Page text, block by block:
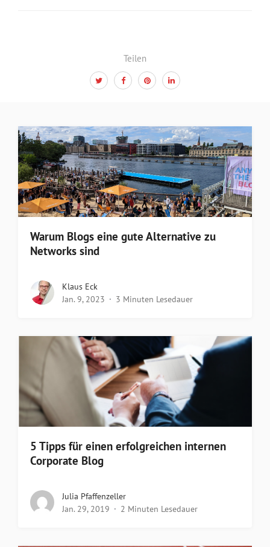
Teilen
Warum Blogs eine gute Alternative zu
Networks sind
Klaus Eck
Jan. 9, 2023
3 Minuten Lesedauer
5 Tipps für einen erfolgreichen internen
Corporate Blog
Julia Pfaffenzeller
Jan. 29, 2019
2 Minuten Lesedauer